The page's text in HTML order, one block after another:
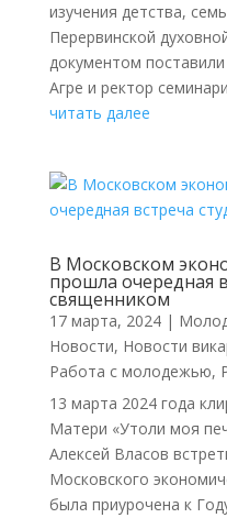
изучения детства,
Перервинской
документом
Агре и ректор
читать далее
В Московском
прошла очередная
священником
17 марта, 2024|
Новости, Новости
Работа с молодежью,
13 марта 2024 года
Матери «Утоли моя
Алексей Власов
Московского
была приурочена к